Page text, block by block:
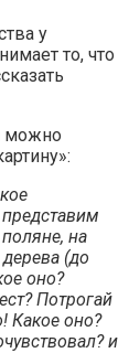
у
то, что
можно
на
(до
оно?
Потрогай
Какое оно?
и